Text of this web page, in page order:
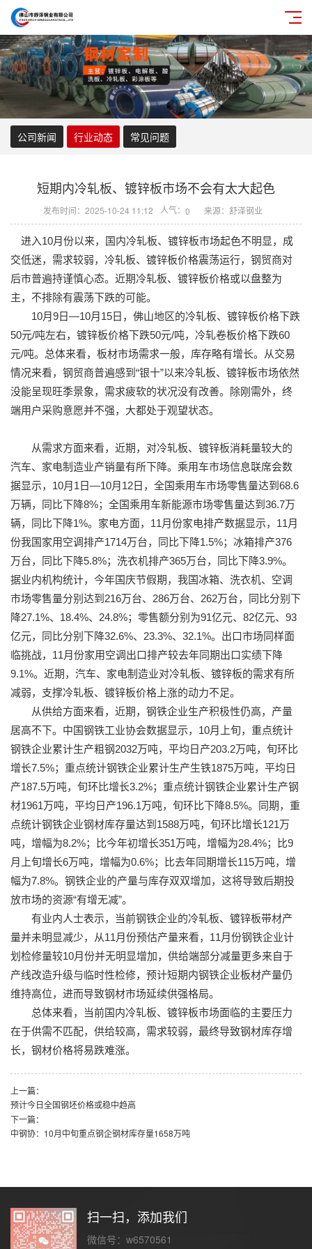
公司新闻 行业动态 常见问题
短期内冷轧板、镀锌板市场不会有太大起色
发布时间：2025-10-24 11:12 人气： 0 来源：舒泽钢业
进入10月份以来，国内冷轧板、镀锌板市场起色不明显，成
交低迷，需求较弱，冷轧板、镀锌板价格震荡运行，钢贸商对
后市普遍持谨慎心态。近期冷轧板、镀锌板价格或以盘整为
主，不排除有震荡下跌的可能。
10月9日—10月15日，佛山地区的冷轧板、镀锌板价格下跌
50元/吨左右，镀锌板价格下跌50元/吨，冷轧卷板价格下跌60
元/吨。总体来看，板材市场需求一般，库存略有增长。从交易
情况来看，钢贸商普遍感到“银十”以来冷轧板、镀锌板市场依然
没能呈现旺季景象，需求疲软的状况没有改善。除刚需外，终
端用户采购意愿并不强，大都处于观望状态。
从需求方面来看，近期，对冷轧板、镀锌板消耗量较大的
汽车、家电制造业产销量有所下降。乘用车市场信息联席会数
据显示，10月1日—10月12日，全国乘用车市场零售量达到68.6
万辆，同比下降8%；全国乘用车新能源市场零售量达到36.7万
辆，同比下降1%。家电方面，11月份家电排产数据显示，11月
份我国家用空调排产1714万台，同比下降1.5%；冰箱排产376
万台，同比下降5.8%；洗衣机排产365万台，同比下降3.9%。
据业内机构统计，今年国庆节假期，我国冰箱、洗衣机、空调
市场零售量分别达到216万台、286万台、262万台，同比分别下
降27.1%、18.4%、24.8%；零售额分别为91亿元、82亿元、93
亿元，同比分别下降32.6%、23.3%、32.1%。出口市场同样面
临挑战，11月份家用空调出口排产较去年同期出口实绩下降
9.1%。近期，汽车、家电制造业对冷轧板、镀锌板的需求有所
减弱，支撑冷轧板、镀锌板价格上涨的动力不足。
从供给方面来看，近期，钢铁企业生产积极性仍高，产量
居高不下。中国钢铁工业协会数据显示，10月上旬，重点统计
钢铁企业累计生产粗钢2032万吨，平均日产203.2万吨，旬环比
增长7.5%；重点统计钢铁企业累计生产生铁1875万吨，平均日
产187.5万吨，旬环比增长3.2%；重点统计钢铁企业累计生产钢
材1961万吨，平均日产196.1万吨，旬环比下降8.5%。同期，重
点统计钢铁企业钢材库存量达到1588万吨，旬环比增长121万
吨，增幅为8.2%；比今年初增长351万吨，增幅为28.4%；比9
月上旬增长6万吨，增幅为0.6%；比去年同期增长115万吨，增
幅为7.8%。钢铁企业的产量与库存双双增加，这将导致后期投
放市场的资源“有增无减”。
有业内人士表示，当前钢铁企业的冷轧板、镀锌板带材产
量并未明显减少，从11月份预估产量来看，11月份钢铁企业计
划检修量较10月份并无明显增加，供给端部分减量更多来自于
产线改造升级与临时性检修，预计短期内钢铁企业板材产量仍
维持高位，进而导致钢材市场延续供强格局。
总体来看，当前国内冷轧板、镀锌板市场面临的主要压力
在于供需不匹配，供给较高，需求较弱，最终导致钢材库存增
长，钢材价格将易跌难涨。
上一篇：
预计今日全国钢坯价格或稳中趋高
下一篇：
中钢协：10月中旬重点钢企钢材库存量1658万吨
扫一扫，添加我们
微信号：w6570561